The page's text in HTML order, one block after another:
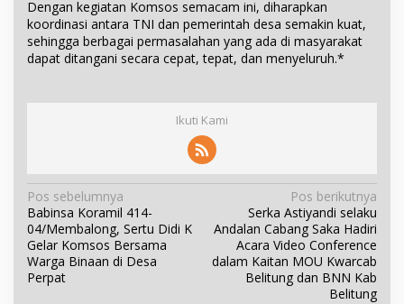
Dengan kegiatan Komsos semacam ini, diharapkan
koordinasi antara TNI dan pemerintah desa semakin kuat,
sehingga berbagai permasalahan yang ada di masyarakat
dapat ditangani secara cepat, tepat, dan menyeluruh.*
Ikuti Kami
N
a
v
i
g
Pos sebelumnya
Babinsa Koramil 414-
04/Membalong, Sertu Didi K
Gelar Komsos Bersama
Warga Binaan di Desa
Perpat
Pos berikutnya
Serka Astiyandi selaku
Andalan Cabang Saka Hadiri
Acara Video Conference
dalam Kaitan MOU Kwarcab
Belitung dan BNN Kab
Belitung